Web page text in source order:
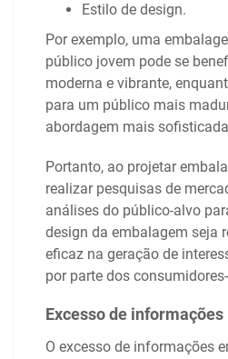
Estilo de design.
Por exemplo, uma
público jovem pode se
moderna e vibrante,
para um público mais
abordagem mais
Portanto, ao projetar
realizar pesquisas de
análises do público-alvo
design da embalagem seja
eficaz na geração de
por parte dos
Excesso de informações
O excesso de informações